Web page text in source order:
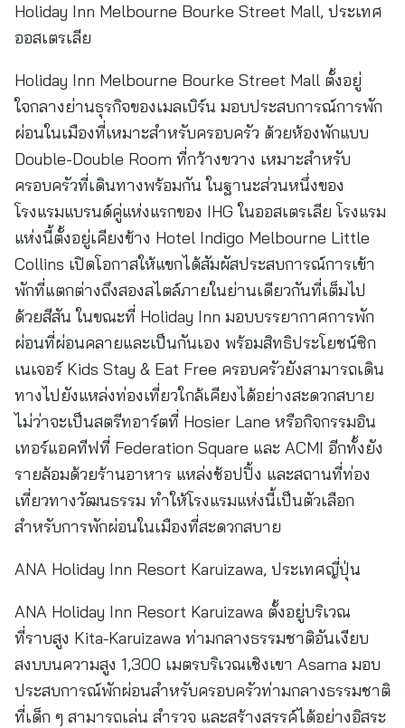
Holiday Inn Melbourne Bourke Street Mall, ประเทศ
ออสเตรเลีย
Holiday Inn Melbourne Bourke Street Mall ตั้งอยู่
ใจกลางย่านธุรกิจของเมลเบิร์น มอบประสบการณ์การพัก
ผ่อนในเมืองที่เหมาะสำหรับครอบครัว ด้วยห้องพักแบบ
Double-Double Room ที่กว้างขวาง เหมาะสำหรับ
ครอบครัวที่เดินทางพร้อมกัน ในฐานะส่วนหนึ่งของ
โรงแรมแบรนด์คู่แห่งแรกของ IHG ในออสเตรเลีย โรงแรม
แห่งนี้ตั้งอยู่เคียงข้าง Hotel Indigo Melbourne Little
Collins เปิดโอกาสให้แขกได้สัมผัสประสบการณ์การเข้า
พักที่แตกต่างถึงสองสไตล์ภายในย่านเดียวกันที่เต็มไป
ด้วยสีสัน ในขณะที่ Holiday Inn มอบบรรยากาศการพัก
ผ่อนที่ผ่อนคลายและเป็นกันเอง พร้อมสิทธิประโยชน์ซิก
เนเจอร์ Kids Stay & Eat Free ครอบครัวยังสามารถเดิน
ทางไปยังแหล่งท่องเที่ยวใกล้เคียงได้อย่างสะดวกสบาย
ไม่ว่าจะเป็นสตรีทอาร์ตที่ Hosier Lane หรือกิจกรรมอิน
เทอร์แอคทีฟที่ Federation Square และ ACMI อีกทั้งยัง
รายล้อมด้วยร้านอาหาร แหล่งช้อปปิ้ง และสถานที่ท่อง
เที่ยวทางวัฒนธรรม ทำให้โรงแรมแห่งนี้เป็นตัวเลือก
สำหรับการพักผ่อนในเมืองที่สะดวกสบาย
ANA Holiday Inn Resort Karuizawa, ประเทศญี่ปุ่น
ANA Holiday Inn Resort Karuizawa ตั้งอยู่บริเวณ
ที่ราบสูง Kita‑Karuizawa ท่ามกลางธรรมชาติอันเงียบ
สงบบนความสูง 1,300 เมตรบริเวณเชิงเขา Asama มอบ
ประสบการณ์พักผ่อนสำหรับครอบครัวท่ามกลางธรรมชาติ
ที่เด็ก ๆ สามารถเล่น สำรวจ และสร้างสรรค์ได้อย่างอิสระ